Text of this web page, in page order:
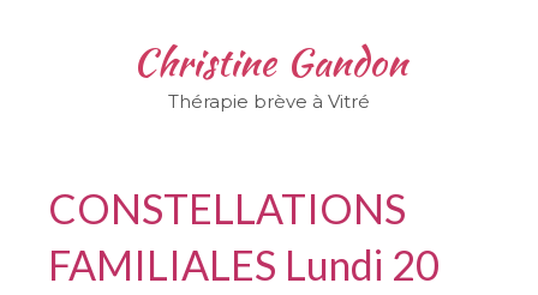
Christine Gandon
Thérapie brève à Vitré
CONSTELLATIONS
FAMILIALES Lundi 20